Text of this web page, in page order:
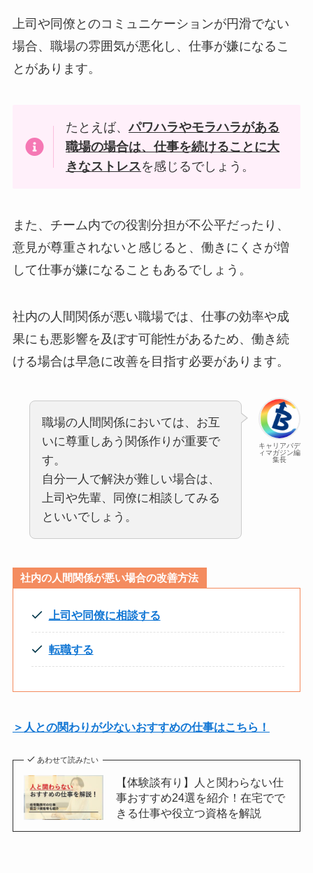
上司や同僚とのコミュニケーションが円滑でない
場合、職場の雰囲気が悪化し、仕事が嫌になるこ
とがあります。
たとえば、パワハラやモラハラがある
職場の場合は、仕事を続けることに大
きなストレスを感じるでしょう。
また、チーム内での役割分担が不公平だったり、
意見が尊重されないと感じると、働きにくさが増
して仕事が嫌になることもあるでしょう。
社内の人間関係が悪い職場では、仕事の効率や成
果にも悪影響を及ぼす可能性があるため、働き続
ける場合は早急に改善を目指す必要があります。
キャリアバデ
ィマガジン編
集長
職場の人間関係においては、お互
いに尊重しあう関係作りが重要で
す。
自分一人で解決が難しい場合は、
上司や先輩、同僚に相談してみる
といいでしょう。
社内の人間関係が悪い場合の改善方法
上司や同僚に相談する
転職する
＞人との関わりが少ないおすすめの仕事はこちら！
あわせて読みたい
【体験談有り】人と関わらない仕
事おすすめ24選を紹介！在宅でで
きる仕事や役立つ資格を解説